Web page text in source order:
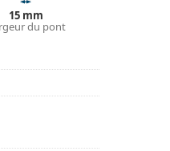
notre
15 mm
du pont